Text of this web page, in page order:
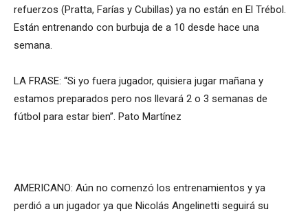
refuerzos (Pratta, Farías y Cubillas) ya no están en El Trébol.
Están entrenando con burbuja de a 10 desde hace una
semana.
LA FRASE: “Si yo fuera jugador, quisiera jugar mañana y
estamos preparados pero nos llevará 2 o 3 semanas de
fútbol para estar bien”. Pato Martínez
AMERICANO: Aún no comenzó los entrenamientos y ya
perdió a un jugador ya que Nicolás Angelinetti seguirá su